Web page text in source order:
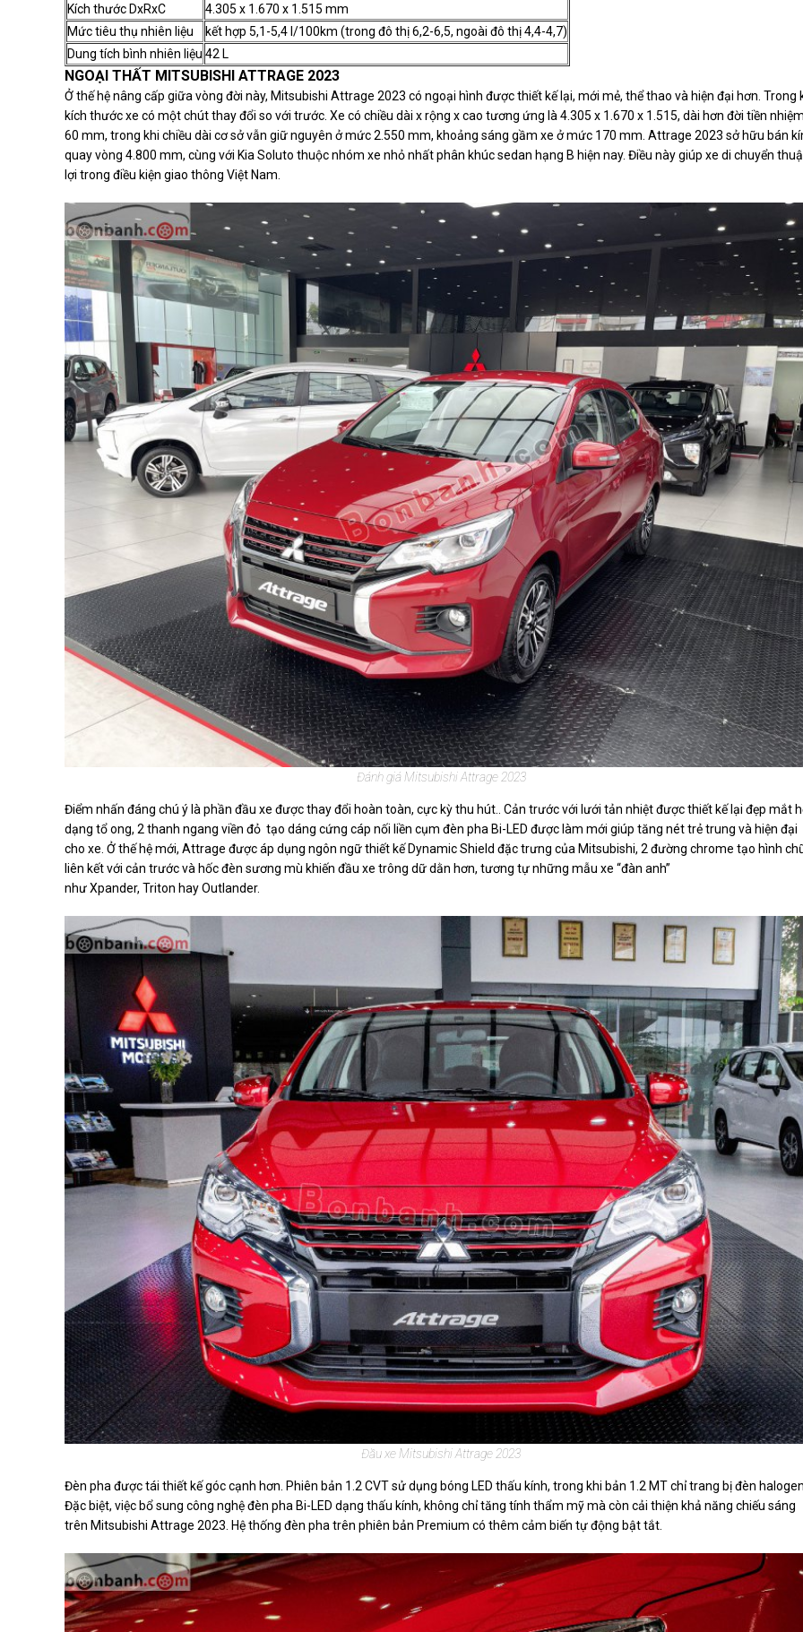
Kích thước DxRxC
4.305 x 1.670 x 1.515 mm
Mức tiêu thụ nhiên liệu
kết hợp 5,1-5,4 l/100km (trong đô thị 6,2-6,5, ngoài đô thị 4,4-4,7)
Dung tích bình nhiên liệu 42 L
NGOẠI THẤT MITSUBISHI ATTRAGE 2023
Ở thế hệ nâng cấp giữa vòng đời này, Mitsubishi Attrage 2023 có ngoại hình được thiết kế lại, mới mẻ, thể thao và hiện đại hơn. Trong
kích thước xe có một chút thay đổi so với trước. Xe có chiều dài x rộng x cao tương ứng là 4.305 x 1.670 x 1.515, dài hơn đời tiền
60 mm, trong khi chiều dài cơ sở vẫn giữ nguyên ở mức 2.550 mm, khoảng sáng gầm xe ở mức 170 mm. Attrage 2023 sở hữu bán
quay vòng 4.800 mm, cùng với Kia Soluto thuộc nhóm xe nhỏ nhất phân khúc sedan hạng B hiện nay. Điều này giúp xe di chuyển
lợi trong điều kiện giao thông Việt Nam.
Đánh giá Mitsubishi Attrage 2023
Điểm nhấn đáng chú ý là phần đầu xe được thay đổi hoàn toàn, cực kỳ thu hút.. Cản trước với lưới tản nhiệt được thiết kế lại đẹp mắt
dạng tổ ong, 2 thanh ngang viền đỏ tạo dáng cứng cáp nối liền cụm đèn pha Bi-LED được làm mới giúp tăng nét trẻ trung và hiện đại
cho xe. Ở thế hệ mới, Attrage được áp dụng ngôn ngữ thiết kế Dynamic Shield đặc trưng của Mitsubishi, 2 đường chrome tạo hình
liên kết với cản trước và hốc đèn sương mù khiến đầu xe trông dữ dằn hơn, tương tự những mẫu xe “đàn anh”
như Xpander, Triton hay Outlander.
Đầu xe Mitsubishi Attrage 2023
Đèn pha được tái thiết kế góc cạnh hơn. Phiên bản 1.2 CVT sử dụng bóng LED thấu kính, trong khi bản 1.2 MT chỉ trang bị đèn
Đặc biệt, việc bổ sung công nghệ đèn pha Bi-LED dạng thấu kính, không chỉ tăng tính thẩm mỹ mà còn cải thiện khả năng chiếu sáng
trên Mitsubishi Attrage 2023. Hệ thống đèn pha trên phiên bản Premium có thêm cảm biến tự động bật tắt.